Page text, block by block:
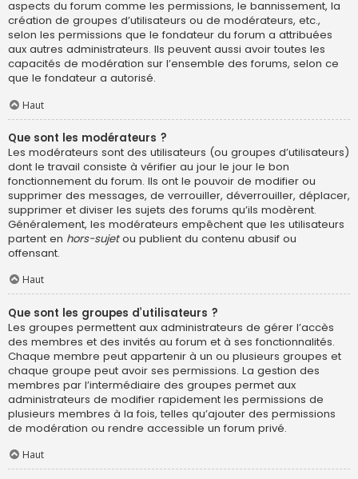
aspects du forum comme les permissions, le bannissement, la
création de groupes d’utilisateurs ou de modérateurs, etc.,
selon les permissions que le fondateur du forum a attribuées
aux autres administrateurs. Ils peuvent aussi avoir toutes les
capacités de modération sur l’ensemble des forums, selon ce
que le fondateur a autorisé.
Haut
Que sont les modérateurs ?
Les modérateurs sont des utilisateurs (ou groupes d’utilisateurs)
dont le travail consiste à vérifier au jour le jour le bon
fonctionnement du forum. Ils ont le pouvoir de modifier ou
supprimer des messages, de verrouiller, déverrouiller, déplacer,
supprimer et diviser les sujets des forums qu’ils modèrent.
Généralement, les modérateurs empêchent que les utilisateurs
partent en hors-sujetou publient du contenu abusif ou
offensant.
Haut
Que sont les groupes d’utilisateurs ?
Les groupes permettent aux administrateurs de gérer l’accès
des membres et des invités au forum et à ses fonctionnalités.
Chaque membre peut appartenir à un ou plusieurs groupes et
chaque groupe peut avoir ses permissions. La gestion des
membres par l’intermédiaire des groupes permet aux
administrateurs de modifier rapidement les permissions de
plusieurs membres à la fois, telles qu’ajouter des permissions
de modération ou rendre accessible un forum privé.
Haut